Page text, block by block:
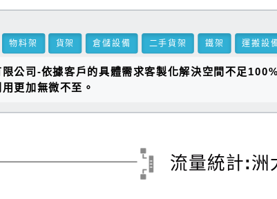
物料架 貨架 倉儲設備 二手貨架 鐵架 運搬設
公司-依據客戶的具體需求客製化解決空間不足
更加無微不至。
流量統計:洲